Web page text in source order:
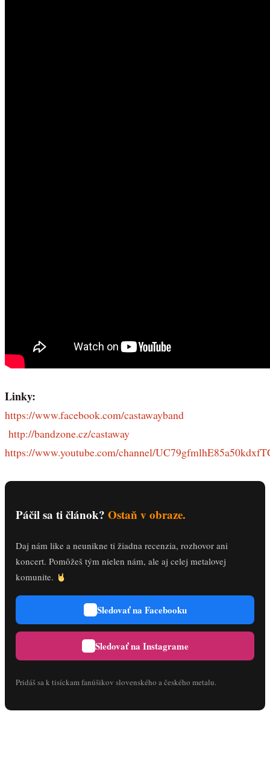
Linky:
https://www.facebook.com/castawayband
http://bandzone.cz/castaway
https://www.youtube.com/channel/
Páčil sa ti článok? Ostaň v obraze.
Daj nám like a neunikne ti žiadna recenzia, rozhovor ani
koncert. Pomôžeš tým nielen nám, ale aj celej metalovej
komunite.
Sledovať na Facebooku
Sledovať na Instagrame
Pridáš sa k tisíckam fanúšikov slovenského a českého metalu.